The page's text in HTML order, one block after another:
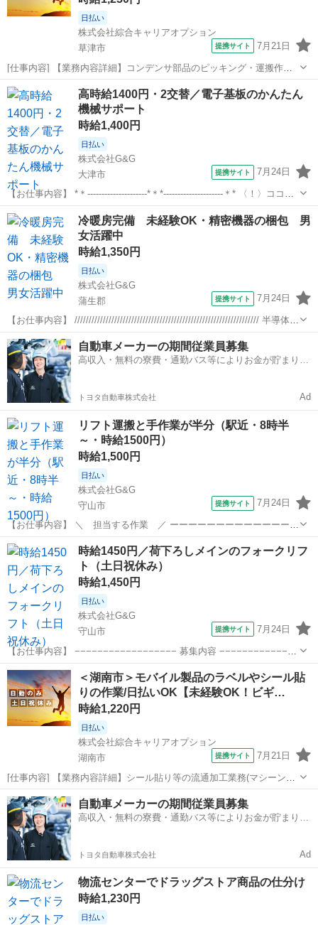
日払い
株式会社綜合キャリアオプション
草津市
提携サイト 7月21日
[仕事内容] 【業務内容詳細】コンデンサ部品のピッキング・運搬作業
のお仕事です！ 元気のある方大歓迎！ じっとしてるのが苦手な方必
見！ 【取扱製品情報】コンデンサ部品 。＋お仕事探しはコンシェルス
タッフにおまかせ＋。 あ...
滋賀 草津市 仕分け
高時給1400円・2交替／電子基板のかんたん
機械サポート
時給1,400円
日払い
株式会社G&G
大津市
提携サイト 7月24日
【お仕事内容】 *＊---------------------*＊*---------------------＊* 〈！〉ココが
POINT ・高時給1400円 ・2交替（夜勤手当あり）で稼げる ・ほぼ残業
なし（あって月1...
滋賀 大津市 仕分け
冷暖房完備 未経験OK・精密機器の梱包 男
女活躍中
時給1,350円
日払い
株式会社G&G
蒲生郡
提携サイト 7月24日
【お仕事内容】 ///////////////////////////////////////////////////////////////// 半導体を
製造する際に使用する 機械の梱包スタッフ！ 繋ぎ合わせた機械はと...
滋賀 蒲生郡 仕分け
自動車メーカーの期間従業員募集
高収入・無料の寮費・通勤バス等によりお金が貯まりや
トヨタ自動車株式会社 Ad
リフト運搬と手作業が半分（駅近・8時半
～・時給1500円）
時給1,500円
日払い
株式会社G&G
守山市
提携サイト 7月24日
【お仕事内容】 ＼ 担当する作業 ／ ーーーーーーーーーーーーーー
ーーーーー 飲料工場でフォークリフト作業 ※リフト5割、手作業5割
※カウンター式を使用 １＞フォークリフトで商品の運搬 ２＞在庫確認
と手作業で仕分け ３...
滋賀 守山市 仕分け
時給1450円／荷下ろしメインのフォークリフ
ト（土日祝休み）
時給1,450円
日払い
株式会社G&G
守山市
提携サイト 7月24日
【お仕事内容】 −−−−−−−−−−−−−−−−−− 募集内容 −−−−−−−−−−−−−−
−−−− 大手物流会社での フォークリフト作業をおまかせします！ トラ
ックへの荷揚げ、荷下ろしがメイン！ リーチ式、カウンター式...
滋賀 守山市 仕分け
＜湖南市＞モバイル製品のラベルやシール貼
りの作業/日払いOK【未経験OK！ビギ…
時給1,220円
日払い
株式会社綜合キャリアオプション
湖南市
提携サイト 7月21日
[仕事内容] 【業務内容詳細】シール貼り等の流通加工業務(マシーン、
手貼り)、 ピッキング・梱包作業等【取扱製品情報】携帯電話の通販・
販売 。＋お仕事探しはコンシェルスタッフにおまかせ＋。 あなたのお
仕事探しをしっかり...
滋賀 湖南市 仕分け
自動車メーカーの期間従業員募集
高収入・無料の寮費・通勤バス等によりお金が貯まりや
トヨタ自動車株式会社 Ad
物流センターでドラッグストア商品の仕分け
時給1,230円
日払い